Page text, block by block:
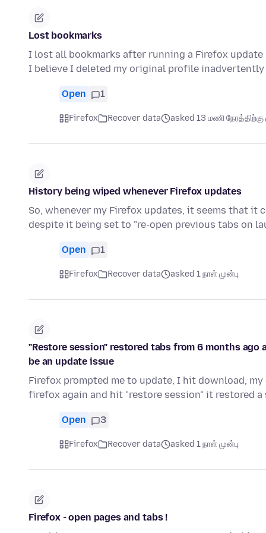
Lost bookmarks
I lost all bookmarks after running a Firefox
I believe I deleted my original profile
Open 1
Firefox Recover data asked 13 மணி நேரத்திற்கு
History being wiped whenever Firefox updates
So, whenever my Firefox updates, it seems that it
despite it being set to "re-open previous tabs on
Open 1
Firefox Recover data asked 1 நாள் முன்பு
"Restore session" restored tabs from 6 months
be an update issue
Firefox prompted me to update, I hit download,
firefox again and hit "restore session" it restored
Open 3
Firefox Recover data asked 1 நாள் முன்பு
Firefox - open pages and tabs !